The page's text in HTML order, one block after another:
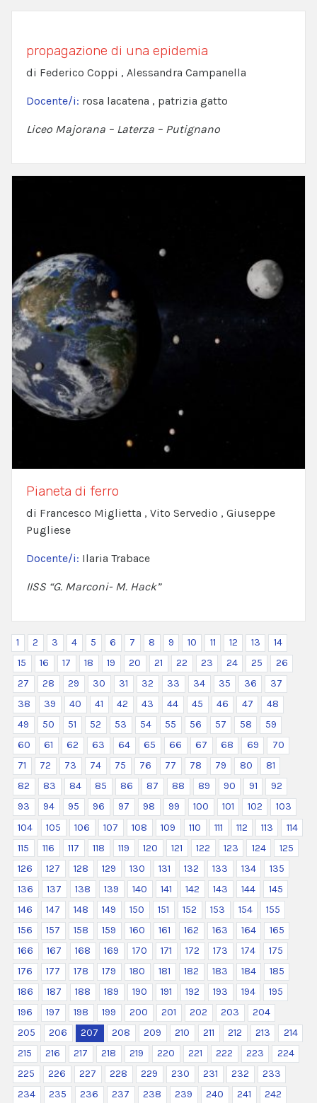
propagazione di una epidemia
di Federico Coppi , Alessandra Campanella
Docente/i: rosa lacatena , patrizia gatto
Liceo Majorana – Laterza – Putignano
Pianeta di ferro
di Francesco Miglietta , Vito Servedio , Giuseppe
Pugliese
Docente/i: Ilaria Trabace
IISS “G. Marconi- M. Hack”
1 2 3 4 5 6 7 8 9 10 11 12 13
14
15
16 17 18 19 20 21 22 23 24 25
26
27
28 29 30 31 32 33 34 35 36
37
38
39 40 41 42 43 44 45 46 47
48
49
50 51 52 53 54 55 56 57 58
59
60
61 62 63 64 65 66 67 68 69
70
71
72 73 74 75 76 77 78 79 80
81
82
83 84 85 86 87 88 89 90 91
92
93
94 95 96 97 98 99 100 101 102
103
104
105 106 107 108 109 110 111 112 113
114
115
116 117 118 119 120 121 122 123 124
125
126
127 128 129 130 131 132 133 134
135
136
137 138 139 140 141 142 143 144
145
146
147 148 149 150 151 152 153 154
155
156
157 158 159 160 161 162 163 164
165
166
167 168 169 170 171 172 173 174
175
176
177 178 179 180 181 182 183 184
185
186
187 188 189 190 191 192 193 194
195
196
197 198 199 200 201 202 203
204
205
206 207 208 209 210 211 212 213
214
215
216 217 218 219 220 221 222 223
224
225
226 227 228 229 230 231 232
233
234
235 236 237 238 239 240 241 242